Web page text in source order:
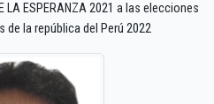
LA ESPERANZA 2021 a las elecciones
de la república del Perú 2022